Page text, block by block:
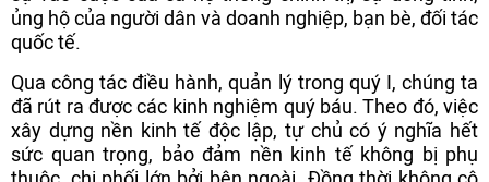
ủng hộ của người dân và doanh nghiệp, bạn bè, đối tác
quốc tế.
Qua công tác điều hành, quản lý trong quý I, chúng ta
đã rút ra được các kinh nghiệm quý báu. Theo đó, việc
xây dựng nền kinh tế độc lập, tự chủ có ý nghĩa hết
sức quan trọng, bảo đảm nền kinh tế không bị phụ